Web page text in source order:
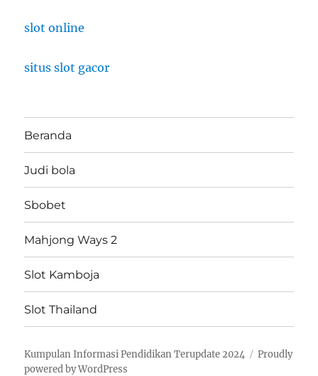
slot online
situs slot gacor
Beranda
Judi bola
Sbobet
Mahjong Ways 2
Slot Kamboja
Slot Thailand
Kumpulan Informasi Pendidikan Terupdate 2024
Proudly
powered by WordPress